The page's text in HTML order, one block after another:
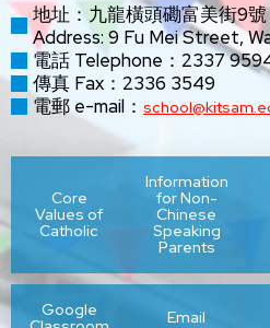
地址：九龍橫頭磡富美街9號
Address: 9 Fu Mei Street,
電話 Telephone：2337
傳真 Fax：2336 3549
電郵 e-mail：
Core
Values of
Catholic
Information
for Non-
Chinese
Speaking
Parents
Google
Email